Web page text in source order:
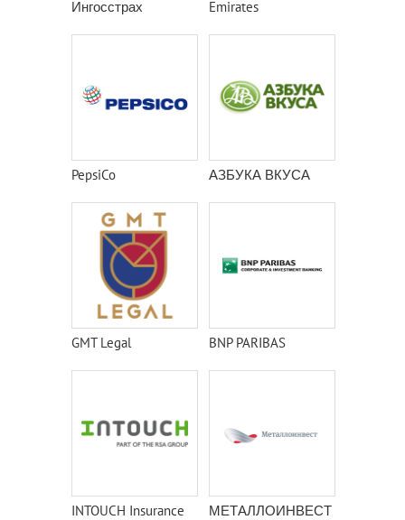
Ингосстрах Emirates
PepsiCo АЗБУКА ВКУСА
GMT Legal BNP PARIBAS
INTOUCH Insurance МЕТАЛЛОИНВЕСТ